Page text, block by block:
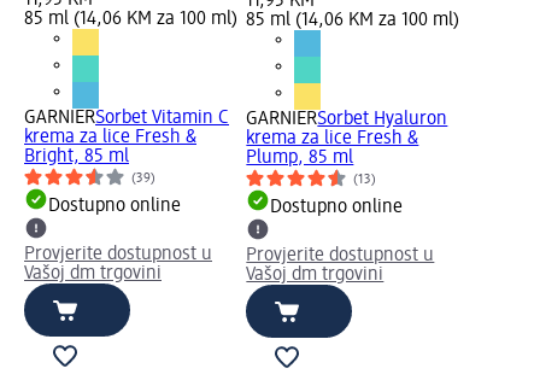
85 ml (14,06 KM za 100 ml)
GARNIERSorbet Vitamin C
krema za lice Fresh &
Bright, 85 ml
(39)
Dostupno online
Provjerite dostupnost u
Vašoj dm trgovini
85 ml (14,06 KM za 100 ml)
GARNIERSorbet Hyaluron
krema za lice Fresh &
Plump, 85 ml
(13)
Dostupno online
Provjerite dostupnost u
Vašoj dm trgovini